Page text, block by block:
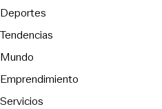
Deportes
Tendencias
Mundo
Emprendimiento
Servicios